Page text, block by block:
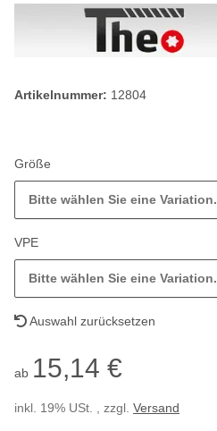
Artikelnummer: 12804
Größe
Bitte wählen Sie eine Variation.
VPE
Bitte wählen Sie eine Variation.
Auswahl zurücksetzen
ab 15,14 €
inkl. 19% USt. , zzgl. Versand